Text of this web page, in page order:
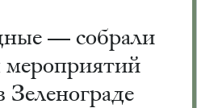
— собрали
мероприятий
Зеленограде